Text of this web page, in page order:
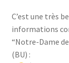
C’est une très
informations
“Notre-Dame
(BU) :